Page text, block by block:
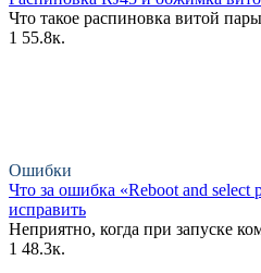
Что такое распиновка витой
1 55.8к.
Ошибки
Что за ошибка «Reboot and select
исправить
Неприятно, когда при запуске
1 48.3к.